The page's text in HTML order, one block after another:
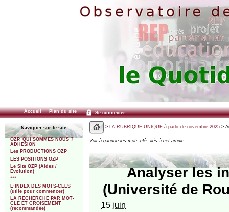
Accueil Plan du site Se connecter
Naviguer sur le site
OZP. QUI SOMMES NOUS ?
ADHESION
Les PRODUCTIONS OZP
LES POSITIONS OZP
Le Site OZP (Aides /
Evolution)
***
L’INDEX DES MOTS-CLES
(utile pour commencer)
LA RECHERCHE PAR MOT-
CLE ET CROISEMENT
(recommandée)
> LA RUBRIQUE UNIQUE à partir de novembre 2025>
Voir à gauche les mots-clés liés à cet article
Analyser les
(Université de
15 juin